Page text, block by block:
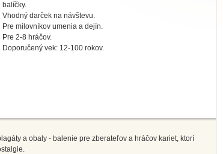
balíčky.
Vhodný darček na návštevu.
Pre milovníkov umenia a dejín.
Pre 2-8 hráčov.
Doporučený vek: 12-100 rokov.
a obaly - balenie pre zberateľov a hráčov kariet, ktorí